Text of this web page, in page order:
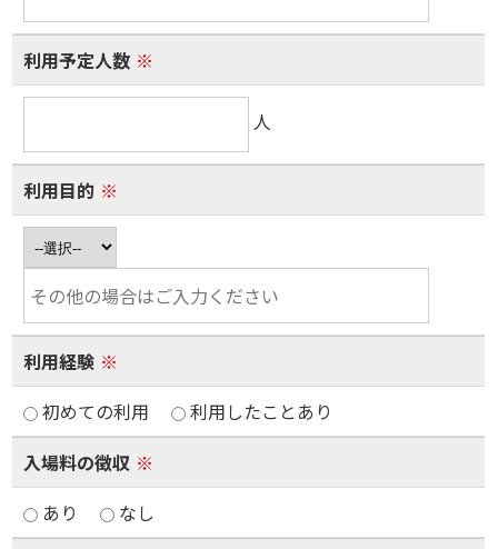
利用予定人数 ※
人
利用目的 ※
利用経験 ※
初めての利用
利用したことあり
入場料の徴収 ※
あり
なし